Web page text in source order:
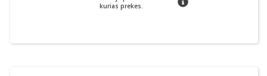
kurias prekes.